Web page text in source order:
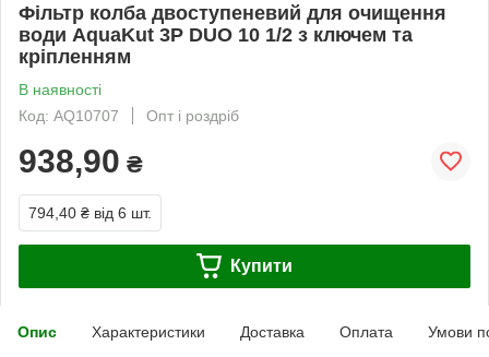
Фільтр колба двоступеневий для очищення
води AquaKut 3Р DUO 10 1/2 з ключем та
кріпленням
В наявності
Код: AQ10707
Опт і роздріб
938,90 ₴
794,40 ₴ від 6 шт.
Купити
Опис Характеристики Доставка Оплата Умови